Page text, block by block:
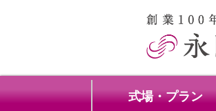
式場・プラン